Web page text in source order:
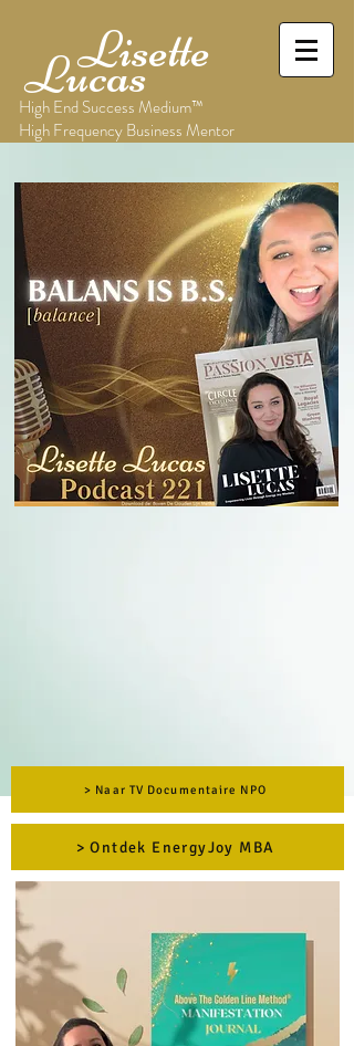
Lisette
Lucas
High End Success Medium™
High Frequency Business Mentor
> Naar TV Documentaire NPO
> Ontdek EnergyJoy MBA